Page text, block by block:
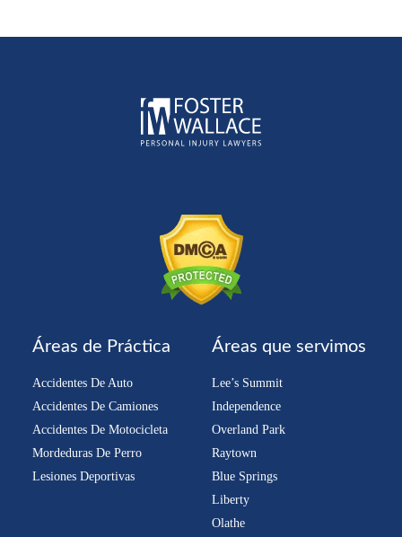
Áreas de Práctica
Accidentes De Auto
Accidentes De Camiones
Accidentes De Motocicleta
Mordeduras De Perro
Lesiones Deportivas
Áreas que servimos
Lee’s Summit
Independence
Overland Park
Raytown
Blue Springs
Liberty
Olathe